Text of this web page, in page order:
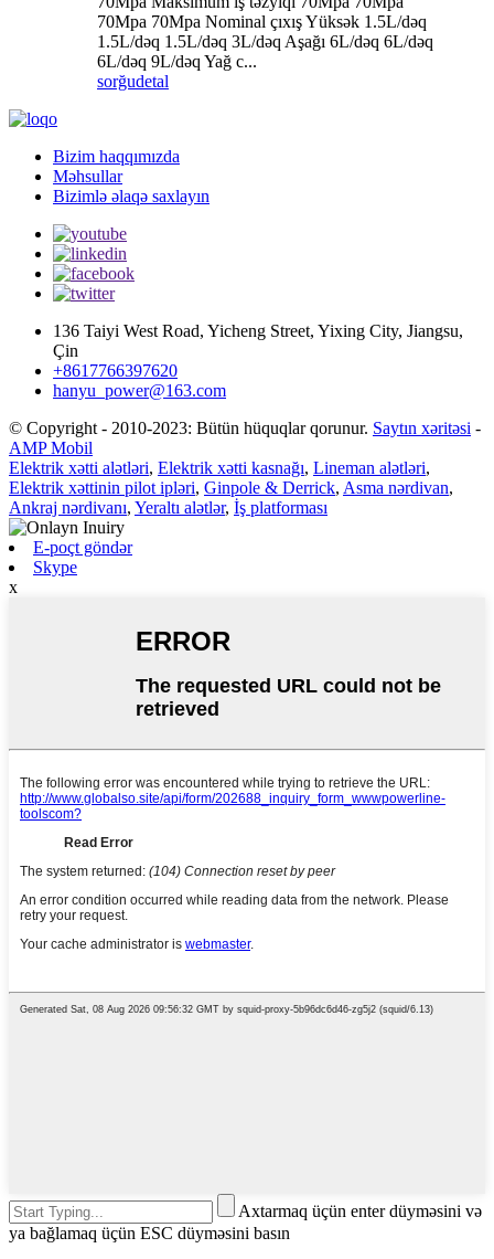
70Mpa 70Mpa Nominal çıxış Yüksək 1.5L/dəq
1.5L/dəq 1.5L/dəq 3L/dəq Aşağı 6L/dəq 6L/dəq
6L/dəq 9L/dəq Yağ c...
sorğudetal
Bizim haqqımızda
Məhsullar
Bizimlə əlaqə saxlayın
136 Taiyi West Road, Yicheng Street, Yixing City, Jiangsu,
Çin
+8617766397620
hanyu_power@163.com
© Copyright - 2010-2023: Bütün hüquqlar qorunur. Saytın xəritəsi -
AMP Mobil
Elektrik xətti alətləri, Elektrik xətti kasnağı, Lineman alətləri,
Elektrik xəttinin pilot ipləri, Ginpole & Derrick, Asma nərdivan,
Ankraj nərdivanı, Yeraltı alətlər, İş platforması
E-poçt göndər
Skype
x
Axtarmaq üçün enter düyməsini və
ya bağlamaq üçün ESC düyməsini basın